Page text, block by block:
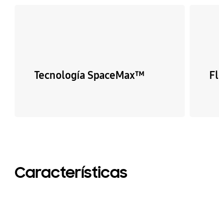
Tecnología SpaceMax™
Características